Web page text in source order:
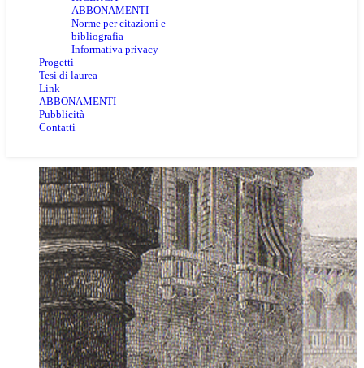
ABBONAMENTI
Norme per citazioni e
bibliografia
Informativa privacy
Progetti
Tesi di laurea
Link
ABBONAMENTI
Pubblicità
Contatti